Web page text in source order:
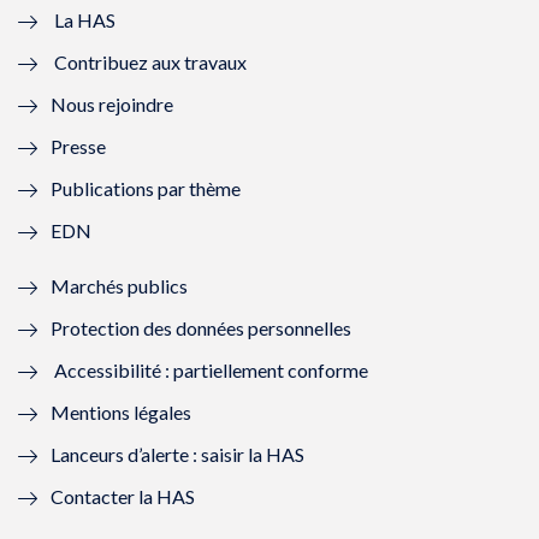
l
l
f
n
ê
t
r
e
)
e
e
n
ê
r
ê
t
e
ê
La HAS
Contribuez aux travaux
Nous rejoindre
Presse
Publications par thème
EDN
Marchés publics
Protection des données personnelles
Accessibilité : partiellement conforme
Mentions légales
Lanceurs d’alerte : saisir la HAS
Contacter la HAS